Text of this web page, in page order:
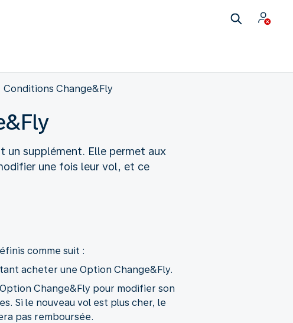
Conditions Change&Fly
un supplément. Elle permet aux
une fois leur vol, et ce
comme suit :
acheter une Option Change&Fly.
Change&Fly pour modifier son
Si le nouveau vol est plus cher, le
pas remboursée.